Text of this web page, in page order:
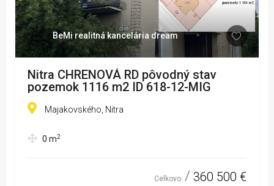
BeMi realitná kancelária dream
Nitra CHRENOVÁ RD pôvodný stav
pozemok 1116 m2 ID 618-12-MIG
Majakovského, Nitra
0 m2
Celkovo 360 500 €